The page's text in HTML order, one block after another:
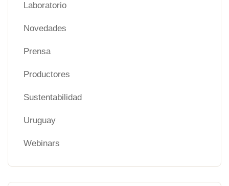
Laboratorio
Novedades
Prensa
Productores
Sustentabilidad
Uruguay
Webinars